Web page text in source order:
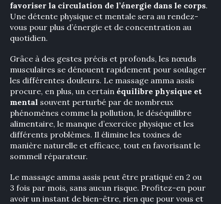
favoriser la circulation de l’énergie dans le corps.
Une détente physique et mentale sera au rendez-
vous pour plus d’énergie et de concentration au
quotidien.
Grâce à des gestes précis et profonds, les nœuds
musculaires se dénouent rapidement pour soulager
les différentes douleurs. Le massage amma assis
procure, en plus, un certain équilibre physique et
mental souvent perturbé par de nombreux
phénomènes comme la pollution, le déséquilibre
alimentaire, le manque d’exercice physique et les
différents problèmes. Il élimine les toxines de
manière naturelle et efficace, tout en favorisant le
sommeil réparateur.
Le massage amma assis peut être pratiqué en 2 ou
3 fois par mois, sans aucun risque. Profitez-en pour
avoir un instant de bien-être, rien que pour vous et